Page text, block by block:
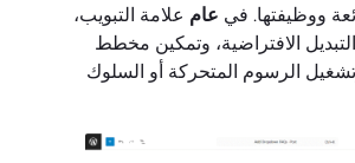
ووظيفتها. في عام علامة التبويب،
الافتراضية، وتمكين مخطط
الرسوم المتحركة أو السلوك